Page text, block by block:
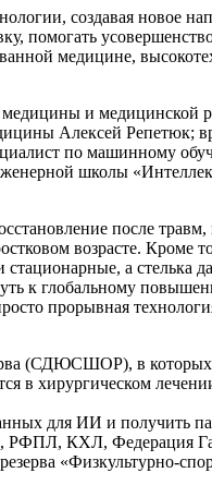
создавая новое
медицине,
медицины и
Алексей Репетюк;
по машинному
школы
после
возрасте.
а стелька
к глобальному
прорывная
(СДЮСШОР), в которых
в хирургическом
для ИИ и получить
РФПЛ, КХЛ, Федерация
«Физкультурно-